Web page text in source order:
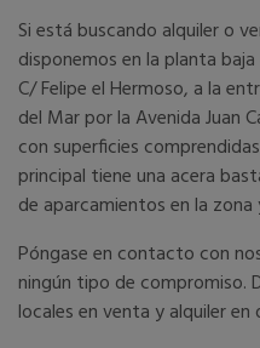
Si está buscando alquiler o
disponemos en la planta
C/ Felipe el Hermoso, a la
del Mar por la Avenida Juan
con superficies
principal tiene una acera
de aparcamientos en la
Póngase en contacto con
ningún tipo de compromiso.
locales en venta y alquiler